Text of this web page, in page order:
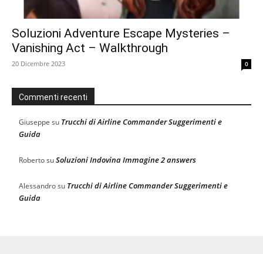
Soluzioni Adventure Escape Mysteries –
Vanishing Act – Walkthrough
20 Dicembre 2023 0
Commenti recenti
Giuseppe su Trucchi di Airline Commander Suggerimenti e
Guida
RobertosuSoluzioni Indovina Immagine 2 answers
Alessandrosu Trucchi di Airline Commander Suggerimenti e
Guida